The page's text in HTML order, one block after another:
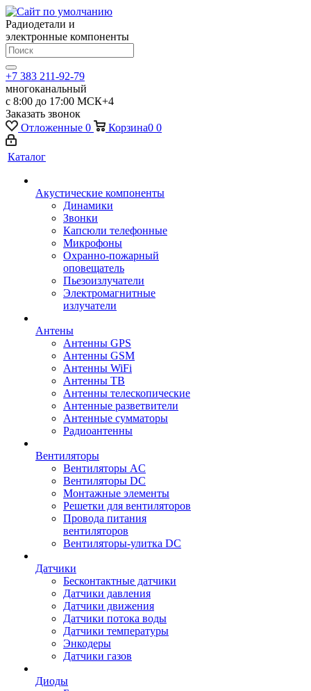
Радиодетали и
электронные компоненты
+7 383 211-92-79
многоканальный
с 8:00 до 17:00 МСК+4
Заказать звонок
Отложенные 0 Корзина0 0
Каталог
Акустические компоненты
Динамики
Звонки
Капсюли телефонные
Микрофоны
Охранно-пожарный
оповещатель
Пьезоизлучатели
Электромагнитные
излучатели
Антены
Антенны GPS
Антенны GSM
Антенны WiFi
Антенны ТВ
Антенны телескопические
Антенные разветвители
Антенные сумматоры
Радиоантенны
Вентиляторы
Вентиляторы AC
Вентиляторы DC
Монтажные элементы
Решетки для вентиляторов
Провода питания
вентиляторов
Вентиляторы-улитка DC
Датчики
Бесконтактные датчики
Датчики давления
Датчики движения
Датчики потока воды
Датчики температуры
Энкодеры
Датчики газов
Диоды